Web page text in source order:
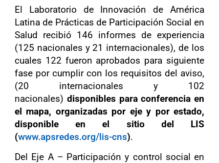
El Laboratorio de Innovación de América
Latina de Prácticas de Participación Social en
Salud recibió 146 informes de experiencia
(125 nacionales y 21 internacionales), de los
cuales 122 fueron aprobados para siguiente
fase por cumplir con los requisitos del aviso,
(20 internacionales y 102
nacionales) disponibles para conferencia en
el mapa, organizadas por eje y por estado,
disponible en el sitio del LIS
(www.apsredes.org/lis-cns).
Del Eje A – Participación y control social en